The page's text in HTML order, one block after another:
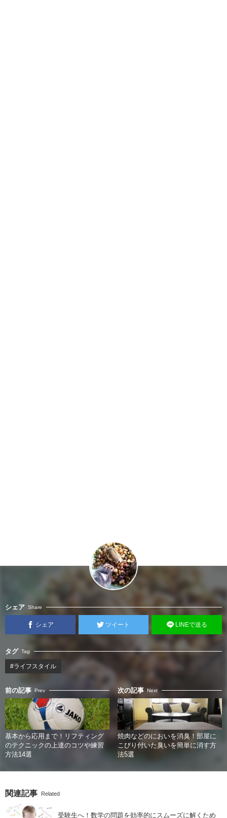
シェア Share
シェア ツイート LINEで送る
タグ Tag
#ライフスタイル
前の記事 Prev
基本から応用まで！リフティング
のテクニックの上達のコツや練習
方法14選
次の記事 Next
焼肉などのにおいを消臭！部屋に
こびり付いた臭いを簡単に消す方
法5選
関連記事 Related
受験生へ！数学の問題を効率的にスムーズに解くため